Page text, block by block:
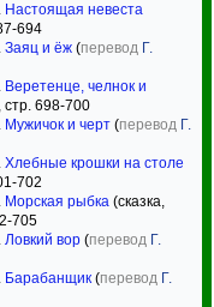
Настоящая невеста
694
Заяц и ёж (перевод Г.
Веретенце, челнок и
стр. 698-700
Мужичок и черт (перевод Г.
Хлебные крошки на столе
702
Морская рыбка (сказка,
705
Ловкий вор (перевод Г.
Барабанщик (перевод Г.